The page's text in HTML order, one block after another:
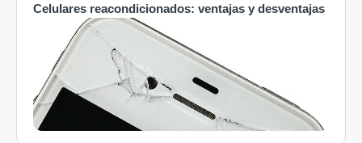
Celulares reacondicionados: ventajas y desventajas